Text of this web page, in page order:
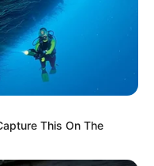
la República de llevar
This On The